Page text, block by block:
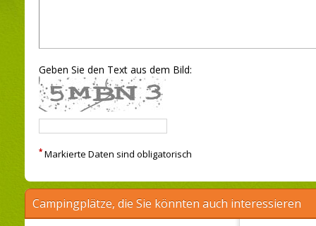
Geben Sie den Text aus dem Bild:
* Markierte Daten sind obligatorisch
Campingplätze, die Sie könnten auch interessieren